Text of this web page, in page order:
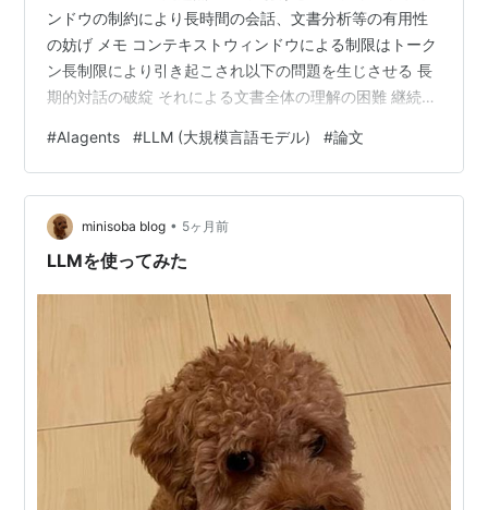
ンドウの制約により長時間の会話、文書分析等の有用性
の妨げ メモ コンテキストウィンドウによる制限はトーク
ン長制限により引き起こされ以下の問題を生じさせる 長
期的対話の破綻 それによる文書全体の理解の困難 継続的
理の導入により限られたコンテキストウィンドウを超え
た文脈の利用を可能にする 動機: 物理メモリやディス間
のページングを通じ拡張された仮想メモリ等の仮想メモ
リによる拡張に着想を得た メモ 物理メモリは有限だがペ
ージングにより拡張 アクティブなページのみを RAM に
#AIagents #LLM (大規模言語モデル) #論文
minisoba blog • 5ヶ月前
LLMを使ってみた